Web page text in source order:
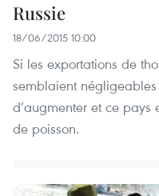
Russie
18/06/2015 10:00
Si les exportations de
semblaient négligeables
d’augmenter et ce pays
de poisson.